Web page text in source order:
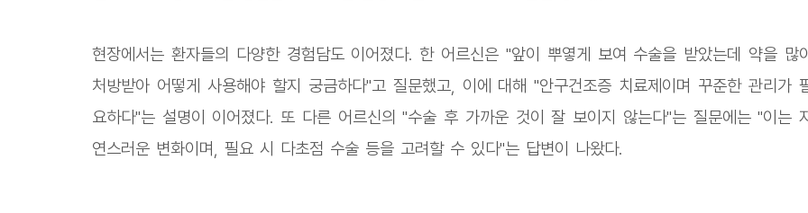
현장에서는 환자들의 다양한 경험담도 이어졌다. 한 어르신은 "앞이 뿌옇게 보여 수술을 받았는데 약을 많이
처방받아 어떻게 사용해야 할지 궁금하다"고 질문했고, 이에 대해 "안구건조증 치료제이며 꾸준한 관리가
요하다"는 설명이 이어졌다. 또 다른 어르신의 "수술 후 가까운 것이 잘 보이지 않는다"는 질문에는 "이는
연스러운 변화이며, 필요 시 다초점 수술 등을 고려할 수 있다"는 답변이 나왔다.